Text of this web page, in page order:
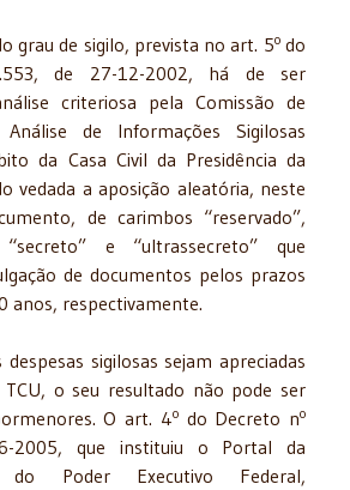
grau de sigilo, prevista no art. 5odo
de 27-12-2002, há de ser
criteriosa pela Comissão de
de Informações Sigilosas
da Casa Civil da Presidência da
vedada a aposição aleatória, neste
de carimbos “reservado”,
“secreto” e “ultrassecreto” que
de documentos pelos prazos
anos, respectivamente.
despesas sigilosas sejam apreciadas
o seu resultado não pode ser
O art. 4odo Decreto no
2005, que instituiu o Portal da
do Poder Executivo Federal,